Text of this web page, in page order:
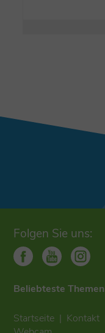
Folgen Sie uns:
Beliebteste Themen
Startseite Kontakt